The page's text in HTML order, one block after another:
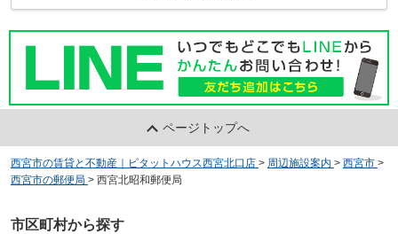
ページトップへ
西宮市の賃貸と不動産｜ピタットハウス西宮北口店 > 周辺施設案内 > 西宮市 >
西宮市の郵便局 > 西宮北昭和郵便局
市区町村から探す